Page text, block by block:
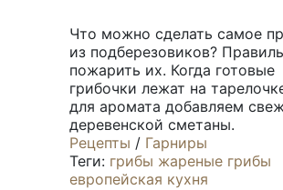
Что можно сделать самое
из подберезовиков?
пожарить их. Когда готовые
грибочки лежат на
для аромата добавляем
деревенской сметаны.
Рецепты / Гарниры
Теги: грибы жареные грибы
европейская кухня